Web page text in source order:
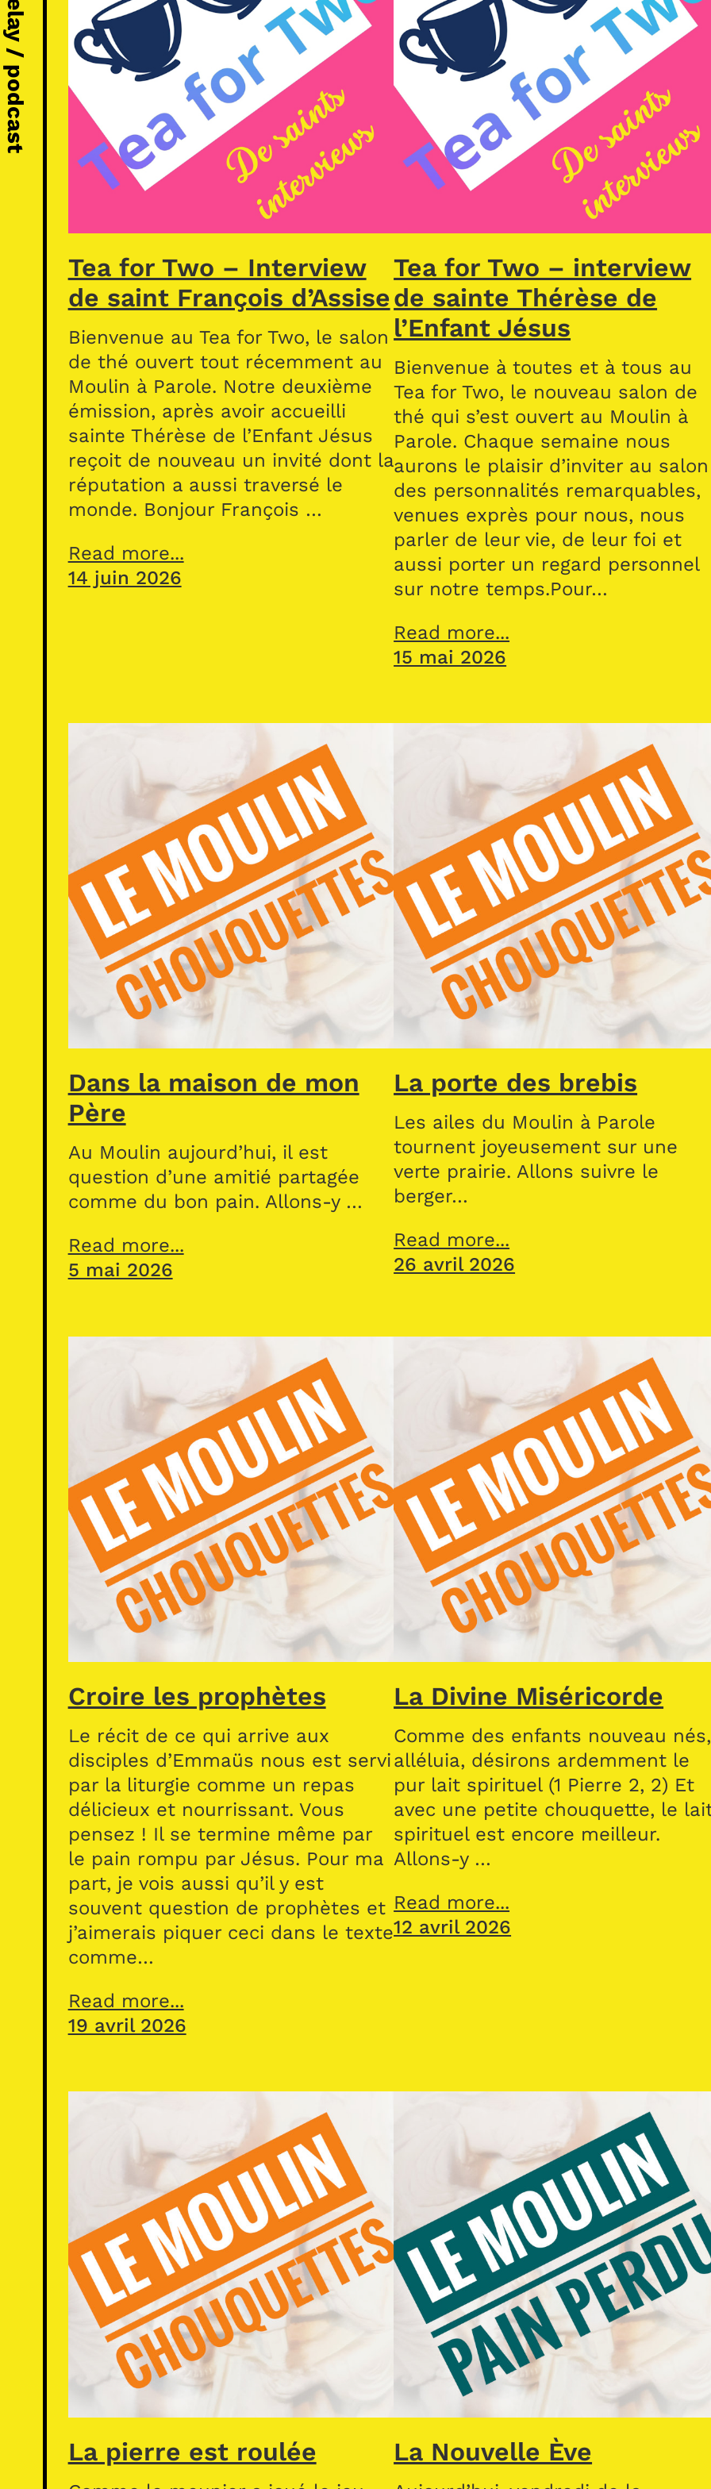
Tea for Two – Interview
de saint François d’Assise
Bienvenue au Tea for Two, le salon
de thé ouvert tout récemment au
Moulin à Parole. Notre deuxième
émission, après avoir accueilli
sainte Thérèse de l’Enfant Jésus
reçoit de nouveau un invité dont la
réputation a aussi traversé le
monde. Bonjour François …
Read more...
14 juin 2026
Tea for Two – interview
de sainte Thérèse de
l’Enfant Jésus
Bienvenue à toutes et à tous au
Tea for Two, le nouveau salon de
thé qui s’est ouvert au Moulin à
Parole. Chaque semaine nous
aurons le plaisir d’inviter au salon
des personnalités remarquables,
venues exprès pour nous, nous
parler de leur vie, de leur foi et
aussi porter un regard personnel
sur notre temps.Pour…
Read more...
15 mai 2026
Dans la maison de mon
Père
Au Moulin aujourd’hui, il est
question d’une amitié partagée
comme du bon pain. Allons-y …
Read more...
5 mai 2026
La porte des brebis
Les ailes du Moulin à Parole
tournent joyeusement sur une
verte prairie. Allons suivre le
berger…
Read more...
26 avril 2026
Croire les prophètes
Le récit de ce qui arrive aux
disciples d’Emmaüs nous est servi
par la liturgie comme un repas
délicieux et nourrissant. Vous
pensez ! Il se termine même par
le pain rompu par Jésus. Pour ma
part, je vois aussi qu’il y est
souvent question de prophètes et
j’aimerais piquer ceci dans le texte
comme…
Read more...
19 avril 2026
La Divine Miséricorde
Comme des enfants nouveau nés,
alléluia, désirons ardemment le
pur lait spirituel (1 Pierre 2, 2) Et
avec une petite chouquette, le
spirituel est encore meilleur.
Allons-y …
Read more...
12 avril 2026
La pierre est roulée La Nouvelle Ève